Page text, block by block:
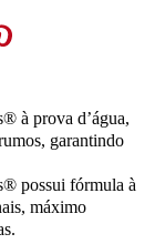
à prova d’água,
garantindo
possui fórmula à
máximo